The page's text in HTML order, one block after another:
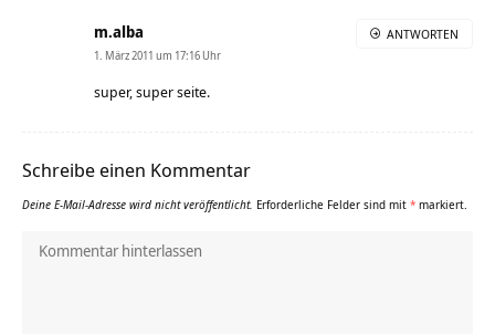
m.alba
1. März 2011 um 17:16 Uhr
super, super seite.
ANTWORTEN
Schreibe einen Kommentar
Deine E-Mail-Adresse wird nicht veröffentlicht. Erforderliche Felder sind mit * markiert.